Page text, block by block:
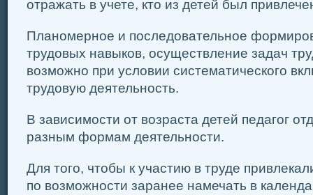
отражать в учете, кто из детей был
Планомерное и последовательное
трудовых навыков, осуществление задач
возможно при условии систематического
трудовую деятельность.
В зависимости от возраста детей педагог
разным формам деятельности.
Для того, чтобы к участию в труде
по воз­можности заранее намечать в